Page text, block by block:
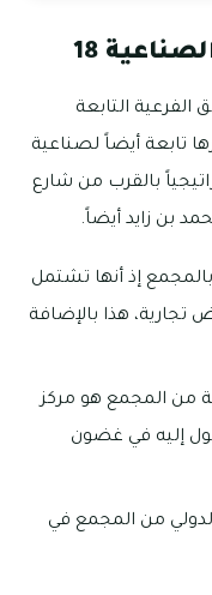
18
18 من المناطق الفرعية التابعة
تابعة أيضاً لصناعية
بالقرب من شارع
بن زايد أيضاً.
إذ أنها تشتمل
هذا بالإضافة
من المجمع هو مركز
الوصول إليه في غضون
من المجمع في